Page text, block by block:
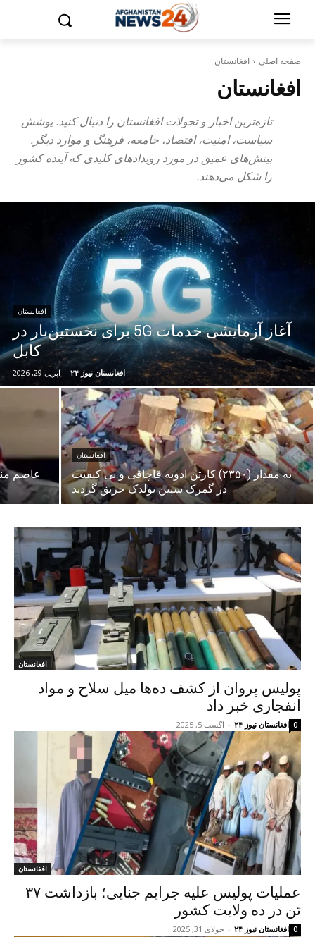
صفحه اصلی افغانستان
افغانستان
تازه‌ترین اخبار و تحولات افغانستان را دنبال کنید. پوشش
سیاست، امنیت، اقتصاد، جامعه، فرهنگ و موارد دیگر.
بینش‌های عمیق در مورد رویدادهای کلیدی که آینده کشور
را شکل می‌دهند.
افغانستان
آغاز آزمایشی خدمات 5G برای نخستین‌بار در
کابل
افغانستان نیوز ۲۴ - اپریل 29, 2026
افغانستان
به مقدار (۲۳۵۰) کارتن ادویه قاچاقی و بی کیفیت
در گمرک سپین بولدک حریق گردید
عاصم
افغانستان
پولیس پروان از کشف ده‌ها میل سلاح و مواد
انفجاری خبر داد
افغانستان نیوز ۲۴ - آگست 5, 2025 0
افغانستان
عملیات پولیس علیه جرایم جنایی؛ بازداشت ۳۷
تن در ده ولایت کشور
افغانستان نیوز ۲۴ - جولای 31, 2025 0